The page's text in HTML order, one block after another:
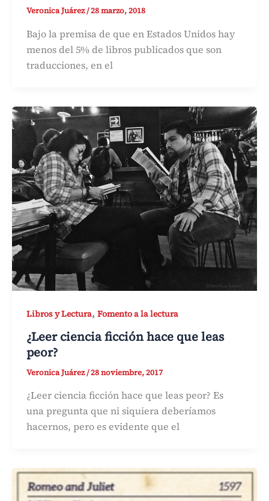
Veronica Juárez/28 marzo, 2018
Bajo la premisa de que en Estados Unidos hay
menos del 5% de libros publicados que son
traducciones, en el
Libros y Lectura, Fomento a la lectura
¿Leer ciencia ficción hace que leas
peor?
Veronica Juárez/28 noviembre, 2017
¿Leer ciencia ficción hace que leas peor? Es
una pregunta que ni siquiera deberíamos
hacernos, pero es evidente que el